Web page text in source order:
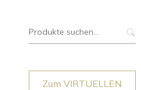
Suche
Zum VIRTUELLEN